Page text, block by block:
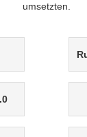
umsetzten.